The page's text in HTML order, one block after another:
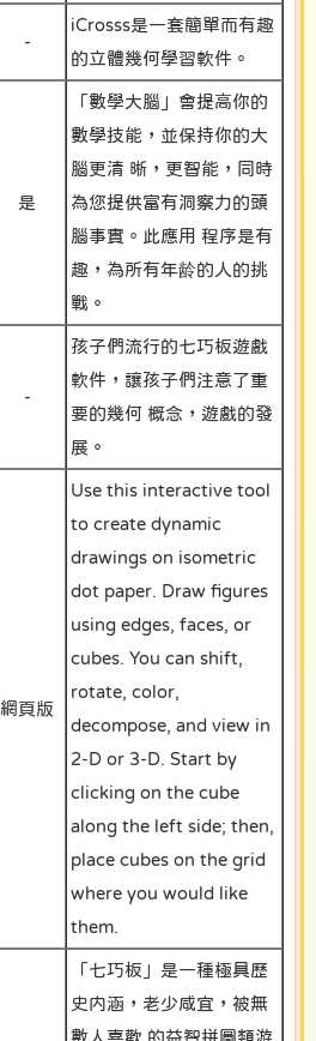
-
iCrosss是一套簡單而有趣
的立體幾何學習軟件。
是
「數學大腦」會提高你的
數學技能，並保持你的大
腦更清 晰，更智能，同時
為您提供富有洞察力的頭
腦事實。此應用 程序是有
趣，為所有年龄的人的挑
戰。
-
孩子們流行的七巧板遊戲
軟件，讓孩子們注意了重
要的幾何 概念，遊戲的發
展。
網頁版
Use this interactive tool
to create dynamic
drawings on isometric
dot paper. Draw figures
using edges, faces, or
cubes. You can shift,
rotate, color,
decompose, and view in
2‑D or 3‑D. Start by
clicking on the cube
along the left side; then,
place cubes on the grid
where you would like
them.
「七巧板」是一種極具歷
史内涵，老少咸宜，被無
數人喜歡 的益智拼圖類游